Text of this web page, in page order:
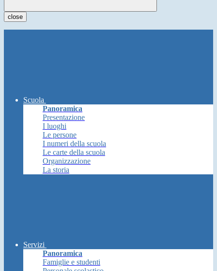
close
Scuola
Panoramica
Presentazione
I luoghi
Le persone
I numeri della scuola
Le carte della scuola
Organizzazione
La storia
Servizi
Panoramica
Famiglie e studenti